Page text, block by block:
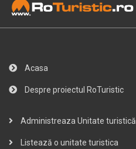
Acasa
Despre proiectul RoTuristic
Administreaza Unitate turistică
Listează o unitate turistica